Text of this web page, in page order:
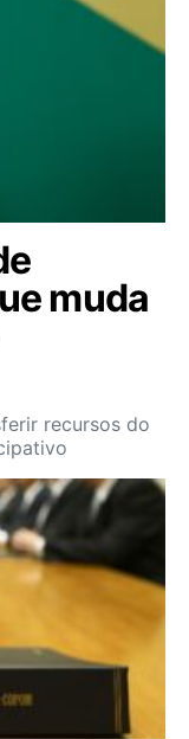
muda
recursos do